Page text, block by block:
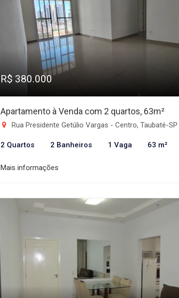
R$ 380.000
Apartamento à Venda com 2 quartos, 63m²
Rua Presidente Getúlio Vargas - Centro, Taubaté-SP
2 Quartos 2 Banheiros 1 Vaga 63 m²
Mais informações